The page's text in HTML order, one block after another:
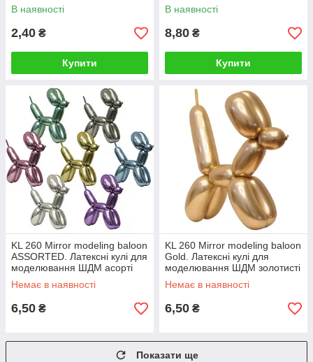
В наявності
2,40 ₴
Купити
В наявності
8,80 ₴
Купити
KL 260 Mirror modeling baloon
ASSORTED. Латексні кулі для
моделювання ШДМ асорті
дзеркальні
Немає в наявності
6,50 ₴
KL 260 Mirror modeling baloon
Gold. Латексні кулі для
моделювання ШДМ золотисті
Немає в наявності
6,50 ₴
Показати ще